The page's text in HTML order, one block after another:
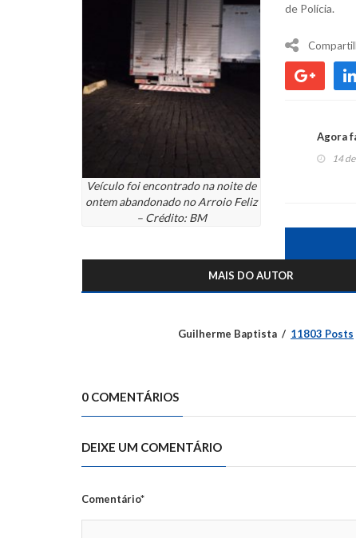
Veículo foi encontrado na noite de
ontem abandonado no Arroio Feliz
– Crédito: BM
de Polícia.
Agora
14
MAIS DO AUTOR
Guilherme Baptista 11803 Posts
0 COMENTÁRIOS
DEIXE UM COMENTÁRIO
Comentário*